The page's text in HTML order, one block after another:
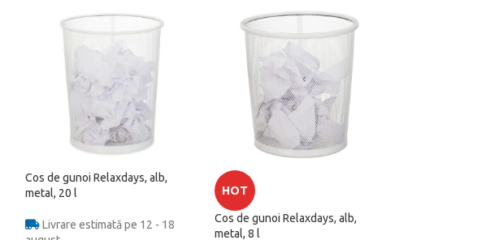
Cos de gunoi Relaxdays, alb,
metal, 20 l
Livrare estimată pe 12 - 18
HOT
Cos de gunoi Relaxdays, alb,
metal, 8 l